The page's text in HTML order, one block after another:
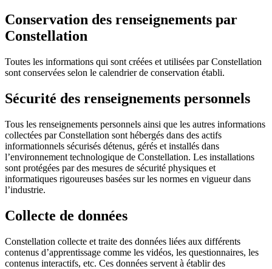
Conservation des renseignements par
Constellation
Toutes les informations qui sont créées et utilisées par Constellation
sont conservées selon le calendrier de conservation établi.
Sécurité des renseignements personnels
Tous les renseignements personnels ainsi que les autres informations
collectées par Constellation sont hébergés dans des actifs
informationnels sécurisés détenus, gérés et installés dans
l’environnement technologique de Constellation. Les installations
sont protégées par des mesures de sécurité physiques et
informatiques rigoureuses basées sur les normes en vigueur dans
l’industrie.
Collecte de données
Constellation collecte et traite des données liées aux différents
contenus d’apprentissage comme les vidéos, les questionnaires, les
contenus interactifs, etc. Ces données servent à établir des